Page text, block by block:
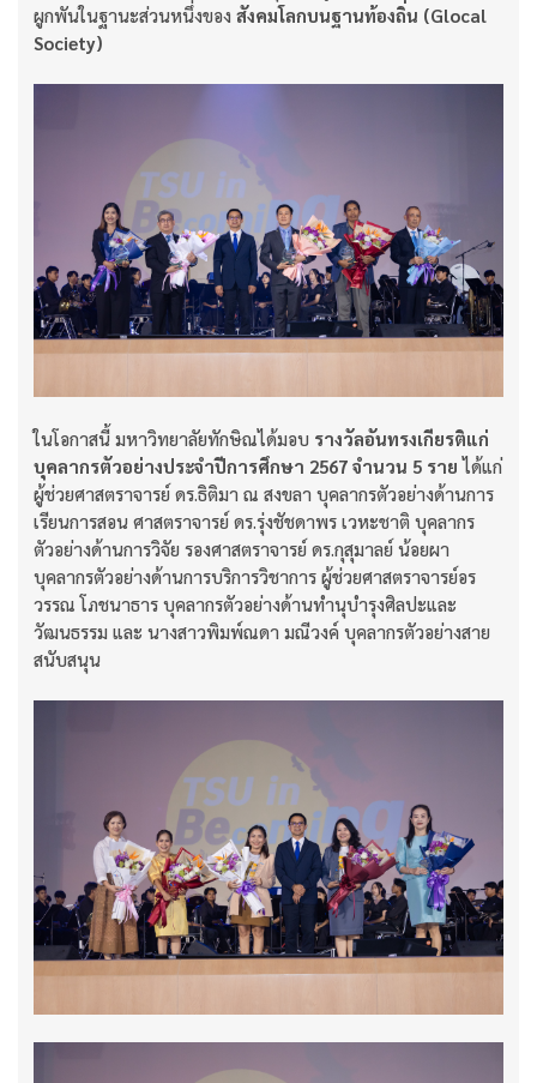
ผูกพันในฐานะส่วนหนึ่งของ สังคมโลกบนฐานท้องถิ่น (Glocal
Society)
ในโอกาสนี้ มหาวิทยาลัยทักษิณได้มอบ รางวัลอันทรงเกียรติแก่
บุคลากรตัวอย่างประจำปีการศึกษา 2567 จำนวน 5 ราย ได้แก่
ผู้ช่วยศาสตราจารย์ ดร.ธิติมา ณ สงขลา บุคลากรตัวอย่างด้านการ
เรียนการสอน ศาสตราจารย์ ดร.รุ่งชัชดาพร เวหะชาติ บุคลากร
ตัวอย่างด้านการวิจัย รองศาสตราจารย์ ดร.กุสุมาลย์ น้อยผา
บุคลากรตัวอย่างด้านการบริการวิชาการ ผู้ช่วยศาสตราจารย์อร
วรรณ โภชนาธาร บุคลากรตัวอย่างด้านทำนุบำรุงศิลปะและ
วัฒนธรรม และ นางสาวพิมพ์ณดา มณีวงค์ บุคลากรตัวอย่างสาย
สนับสนุน